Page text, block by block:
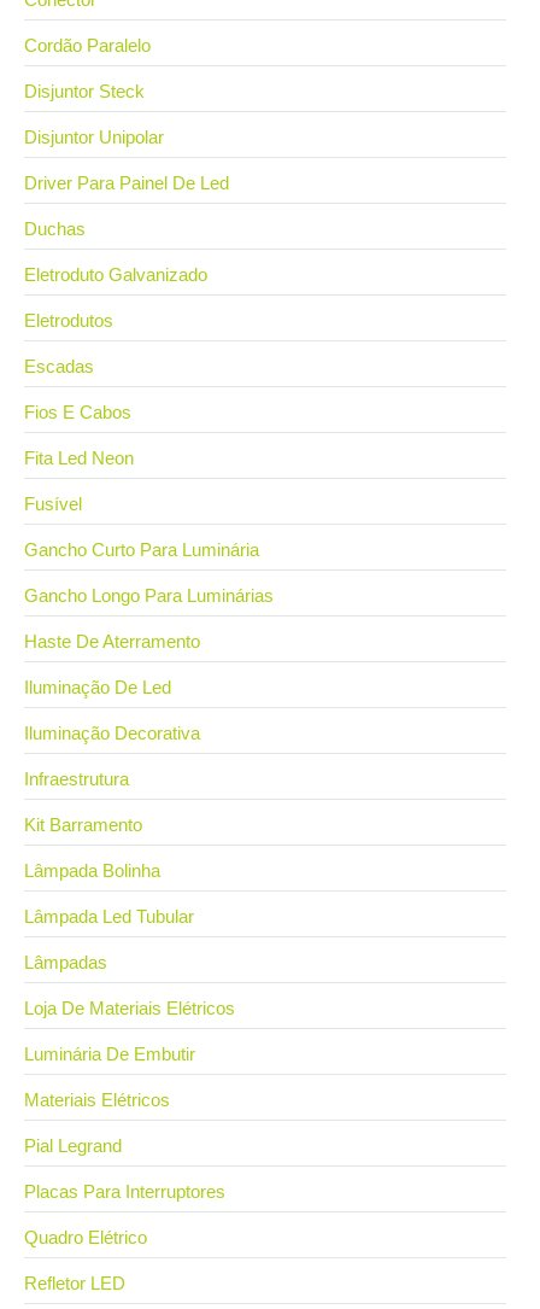
Cordão Paralelo
Disjuntor Steck
Disjuntor Unipolar
Driver Para Painel De Led
Duchas
Eletroduto Galvanizado
Eletrodutos
Escadas
Fios E Cabos
Fita Led Neon
Fusível
Gancho Curto Para Luminária
Gancho Longo Para Luminárias
Haste De Aterramento
Iluminação De Led
Iluminação Decorativa
Infraestrutura
Kit Barramento
Lâmpada Bolinha
Lâmpada Led Tubular
Lâmpadas
Loja De Materiais Elétricos
Luminária De Embutir
Materiais Elétricos
Pial Legrand
Placas Para Interruptores
Quadro Elétrico
Refletor LED